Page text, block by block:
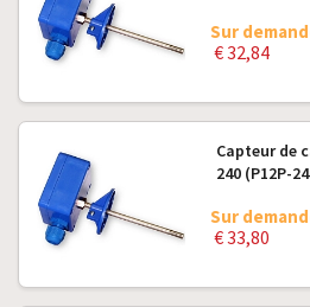
Sur
€ 32,84
Capteur de
240 (P12P-
Sur
€ 33,80